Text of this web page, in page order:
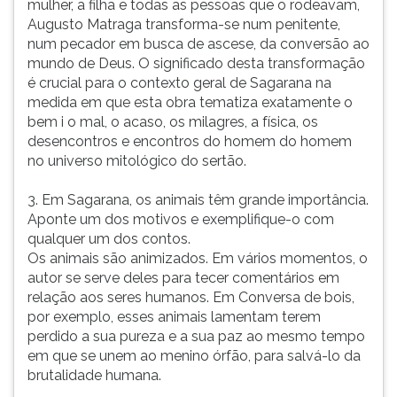
mulher, a filha e todas as pessoas que o rodeavam,
Augusto Matraga transforma-se num penitente,
num pecador em busca de ascese, da conversão ao
mundo de Deus. O significado desta transformação
é crucial para o contexto geral de Sagarana na
medida em que esta obra tematiza exatamente o
bem i o mal, o acaso, os milagres, a física, os
desencontros e encontros do homem do homem
no universo mitológico do sertão.
3. Em Sagarana, os animais têm grande importância.
Aponte um dos motivos e exemplifique-o com
qualquer um dos contos.
Os animais são animizados. Em vários momentos, o
autor se serve deles para tecer comentários em
relação aos seres humanos. Em Conversa de bois,
por exemplo, esses animais lamentam terem
perdido a sua pureza e a sua paz ao mesmo tempo
em que se unem ao menino órfão, para salvá-lo da
brutalidade humana.